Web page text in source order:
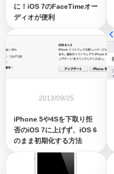
に！iOS 7のFaceTimeオー
ディオが便利
2013/09/25
iPhone 5や4Sを下取り拒
否のiOS 7に上げず、iOS 6
のまま初期化する方法